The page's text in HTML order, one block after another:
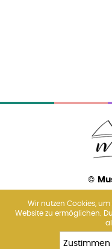
©
Madrid
Paris
Wir nutzen Cookies,
Website zu ermöglichen.
Zustimmen